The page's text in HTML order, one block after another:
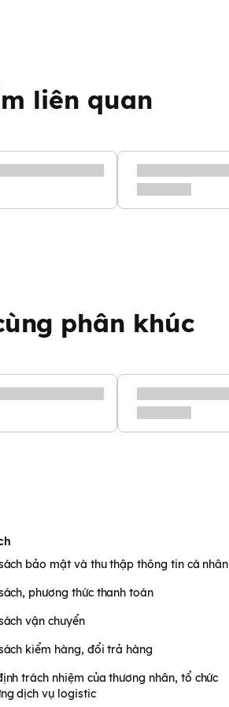
liên quan
phân khúc
bảo mật và thu thập thông tin cá nhân
phương thức thanh toán
vận chuyển
kiểm hàng, đổi trả hàng
trách nhiệm của thương nhân, tổ chức
dịch vụ logistic